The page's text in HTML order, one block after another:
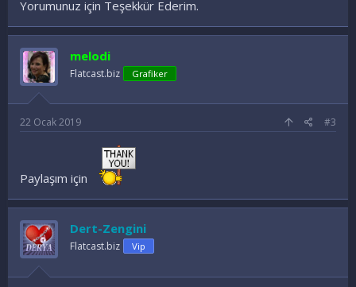
Yorumunuz için Teşekkür Ederim.
melodi
Flatcast.biz Grafiker
22 Ocak 2019 #3
Paylaşım için
Dert-Zengini
Flatcast.biz Vip